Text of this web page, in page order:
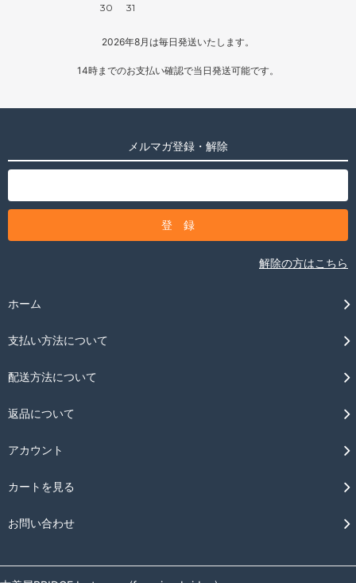
30
31
2026年8月は毎日発送いたします。
14時までのお支払い確認で当日発送可能です。
メルマガ登録・解除
解除の方はこちら
ホーム
支払い方法について
配送方法について
返品について
アカウント
カートを見る
お問い合わせ